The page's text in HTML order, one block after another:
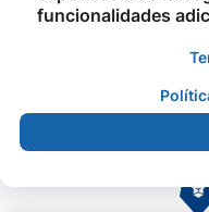
Av. Brasil nº
©2026 - Prefeitura
funcionalidades